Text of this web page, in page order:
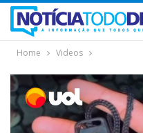
Home Videos